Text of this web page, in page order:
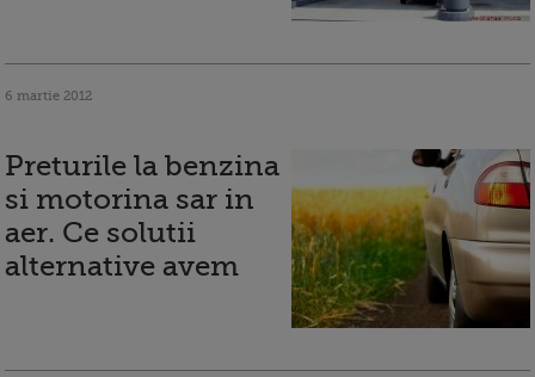
6 martie 2012
Preturile la benzina
si motorina sar in
aer. Ce solutii
alternative avem